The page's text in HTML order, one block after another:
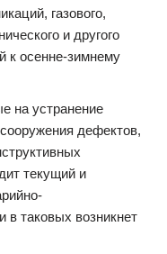
газового,
и другого
к осенне-зимнему
на устранение
дефектов,
текущий и
в таковых возникнет